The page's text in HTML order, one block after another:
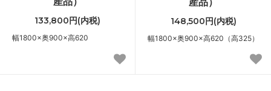
133,800円(内税)
幅1800×奥900×高620
148,500円(内税)
幅1800×奥900×高620（高325）